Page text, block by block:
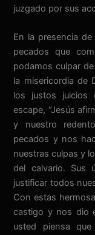
juzgado por sus
En la presencia
pecados que
podamos culpar
la misericordia de
los justos juicios
escape, “Jesús
y nuestro
pecados y nos
nuestras culpas y
del calvario. Sus
justificar todos
Con estas
castigo y nos dio
usted piensa